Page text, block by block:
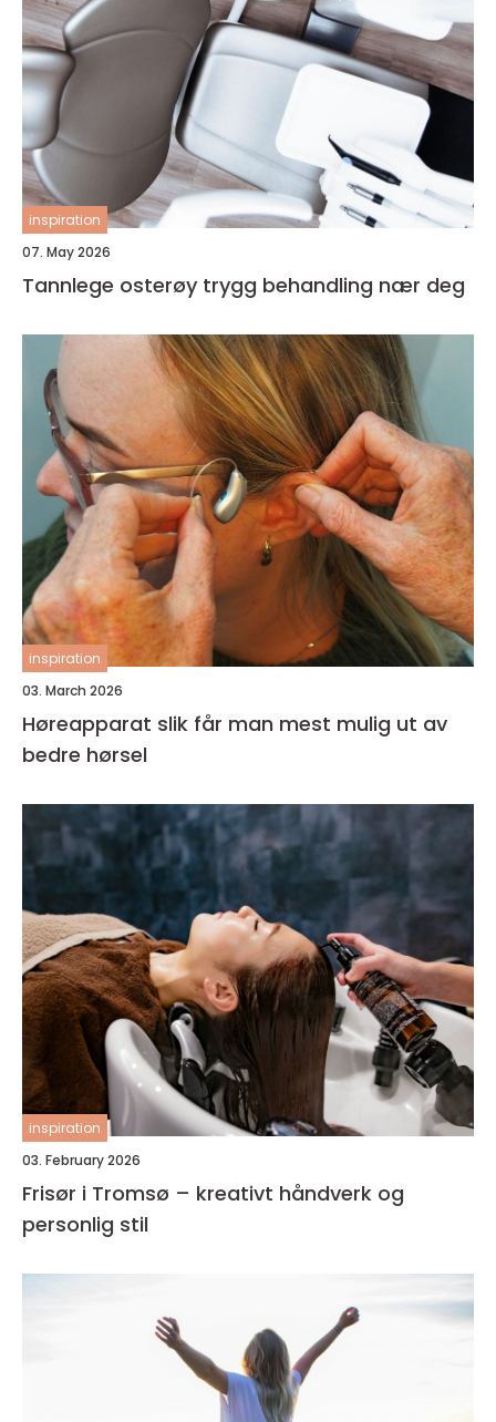
inspiration
07. May 2026
Tannlege osterøy trygg behandling nær deg
inspiration
03. March 2026
Høreapparat slik får man mest mulig ut av
bedre hørsel
inspiration
03. February 2026
Frisør i Tromsø – kreativt håndverk og
personlig stil